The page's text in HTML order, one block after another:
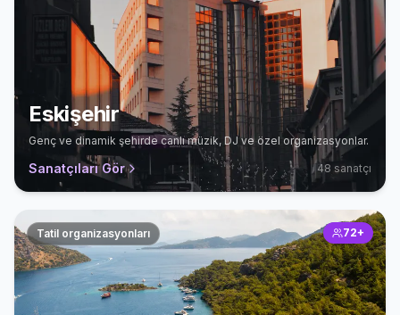
Eskişehir
Genç ve dinamik şehirde canlı müzik, DJ ve özel organizasyonlar.
Sanatçıları Gör 48 sanatçı
Tatil organizasyonları 72+